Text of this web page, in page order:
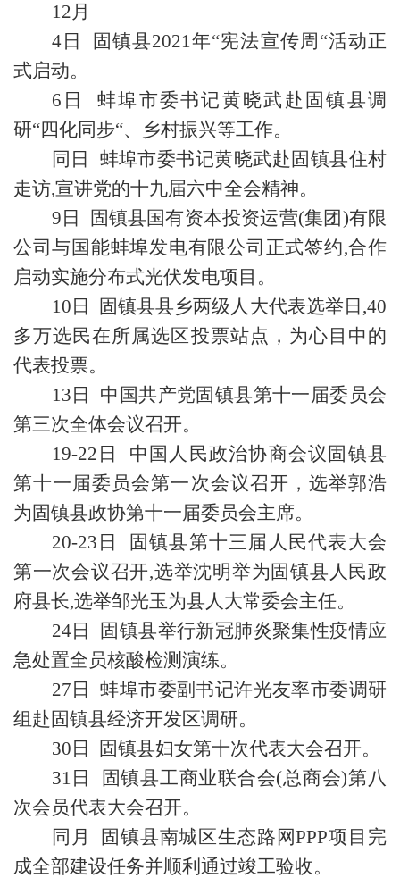
12月
4日 固镇县2021年“宪法宣传周“活动正
式启动。
6日 蚌埠市委书记黄晓武赴固镇县调
研“四化同步“、乡村振兴等工作。
同日 蚌埠市委书记黄晓武赴固镇县住村
走访,宣讲党的十九届六中全会精神。
9日 固镇县国有资本投资运营(集团)有限
公司与国能蚌埠发电有限公司正式签约,合作
启动实施分布式光伏发电项目。
10日 固镇县县乡两级人大代表选举日,40
多万选民在所属选区投票站点，为心目中的
代表投票。
13日 中国共产党固镇县第十一届委员会
第三次全体会议召开。
19-22日 中国人民政治协商会议固镇县
第十一届委员会第一次会议召开，选举郭浩
为固镇县政协第十一届委员会主席。
20-23日 固镇县第十三届人民代表大会
第一次会议召开,选举沈明举为固镇县人民政
府县长,选举邹光玉为县人大常委会主任。
24日 固镇县举行新冠肺炎聚集性疫情应
急处置全员核酸检测演练。
27日 蚌埠市委副书记许光友率市委调研
组赴固镇县经济开发区调研。
30日 固镇县妇女第十次代表大会召开。
31日 固镇县工商业联合会(总商会)第八
次会员代表大会召开。
同月 固镇县南城区生态路网PPP项目完
成全部建设任务并顺利通过竣工验收。